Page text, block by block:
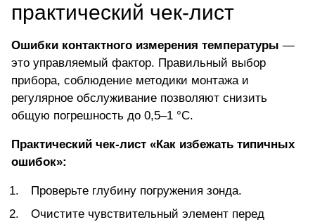
практический чек-лист
Ошибки контактного измерения температуры —
это управляемый фактор. Правильный выбор
прибора, соблюдение методики монтажа и
регулярное обслуживание позволяют снизить
общую погрешность до 0,5–1 °C.
Практический чек-лист «Как избежать типичных
ошибок»:
Проверьте глубину погружения зонда.
Очистите чувствительный элемент перед